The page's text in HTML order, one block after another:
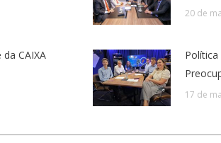
20 de
CAIXA
Política
17 de